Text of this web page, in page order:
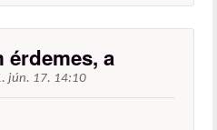
érdemes, a
jún. 17. 14:10